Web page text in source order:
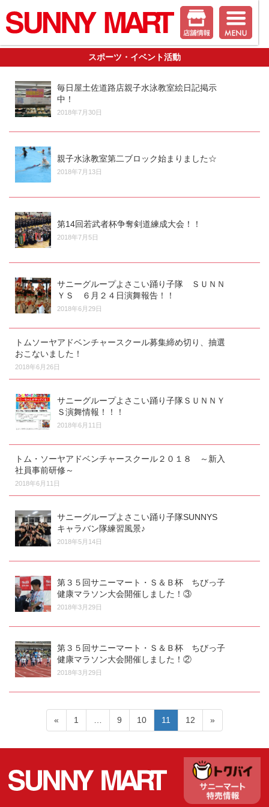
スポーツ・イベント活動
毎日屋土佐道路店親子水泳教室絵日記掲示
中！
2018年7月30日
親子水泳教室第二ブロック始まりました☆
2018年7月13日
第14回若武者杯争奪剣道練成大会！！
2018年7月5日
サニーグループよさこい踊り子隊 ＳＵＮＮ
ＹＳ ６月２４日演舞報告！！
2018年6月29日
トムソーヤアドベンチャースクール募集締め切り、抽選
おこないました！
2018年6月26日
サニーグループよさこい踊り子隊ＳＵＮＮＹ
Ｓ演舞情報！！！
2018年6月11日
トム・ソーヤアドベンチャースクール２０１８ ～新入
社員事前研修～
2018年6月11日
サニーグループよさこい踊り子隊SUNNYS
キャラバン隊練習風景♪
2018年5月14日
第３５回サニーマート・Ｓ＆Ｂ杯 ちびっ子
健康マラソン大会開催しました！③
2018年3月29日
第３５回サニーマート・Ｓ＆Ｂ杯 ちびっ子
健康マラソン大会開催しました！②
2018年3月29日
« 1 9 10 11 12 »